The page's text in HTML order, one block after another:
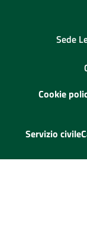
Sede
Cookie
Servizio civile